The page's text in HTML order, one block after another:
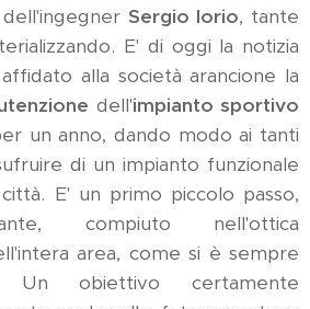
Sergio Iorio, tante
E' di oggi la notizia
alla società arancione la
dell'impianto sportivo
un anno, dando modo ai tanti
di un impianto funzionale
E' un primo piccolo passo,
compiuto nell'ottica
area, come si è sempre
Un obiettivo certamente